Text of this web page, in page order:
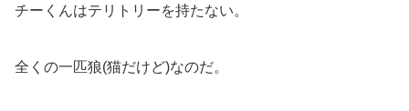
チーくんはテリトリーを持たない。
全くの一匹狼(猫だけど)なのだ。